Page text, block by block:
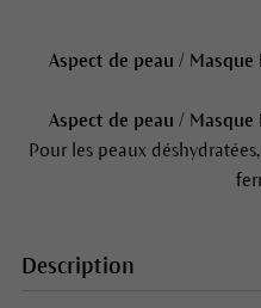
Aspect de peau /
Aspect de peau /
Pour les peaux
Description